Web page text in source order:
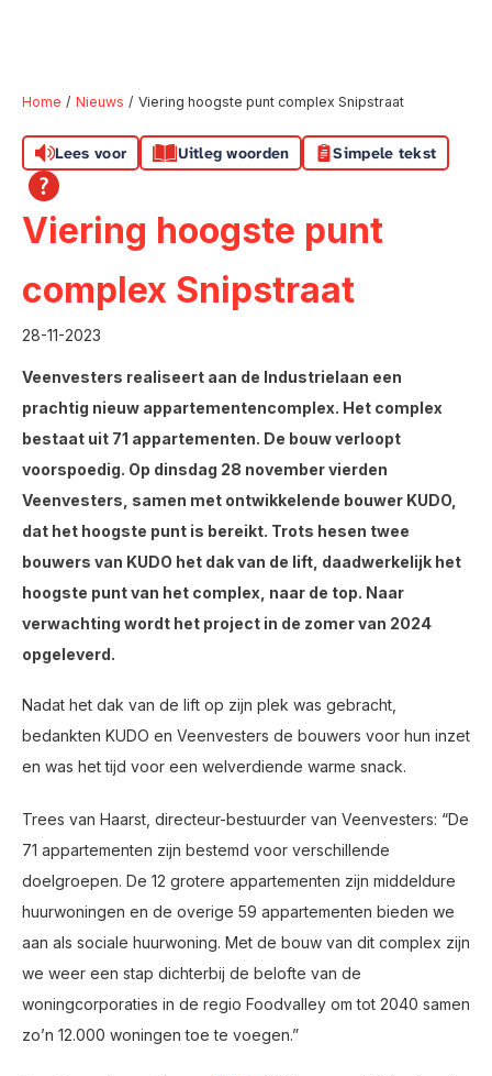
Naar hoofdinhoud
Naar hoofdnavigatiemenu
Naar zoeken
Home Nieuws Viering hoogste punt complex Snipstraat
Lees voor Uitleg woorden Simpele tekst
Viering hoogste punt
complex Snipstraat
28-11-2023
Veenvesters realiseert aan de Industrielaan een
prachtig nieuw appartementencomplex. Het complex
bestaat uit 71 appartementen. De bouw verloopt
voorspoedig. Op dinsdag 28 november vierden
Veenvesters, samen met ontwikkelende bouwer KUDO,
dat het hoogste punt is bereikt. Trots hesen twee
bouwers van KUDO het dak van de lift, daadwerkelijk het
hoogste punt van het complex, naar de top. Naar
verwachting wordt het project in de zomer van 2024
opgeleverd.
Nadat het dak van de lift op zijn plek was gebracht,
bedankten KUDO en Veenvesters de bouwers voor hun inzet
en was het tijd voor een welverdiende warme snack.
Trees van Haarst, directeur-bestuurder van Veenvesters: “De
71 appartementen zijn bestemd voor verschillende
doelgroepen. De 12 grotere appartementen zijn middeldure
huurwoningen en de overige 59 appartementen bieden we
aan als sociale huurwoning. Met de bouw van dit complex zijn
we weer een stap dichterbij de belofte van de
woningcorporaties in de regio Foodvalley om tot 2040 samen
zo’n 12.000 woningen toe te voegen.”